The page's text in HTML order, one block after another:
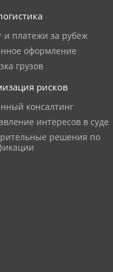
и платежи за рубеж
оформление
грузов
рисков
консалтинг
интересов в суде
решения по